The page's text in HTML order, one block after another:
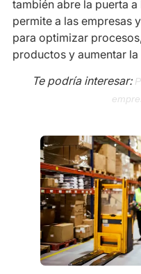
también abre la puerta
permite a las empresas
para optimizar
productos y aumentar
Te podría interesar: